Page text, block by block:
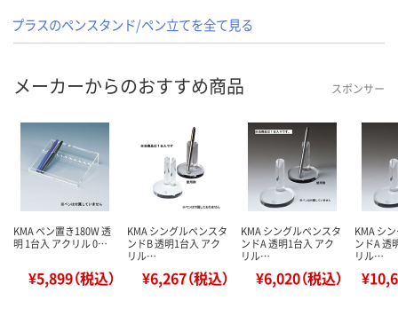
プラスのペンスタンド/ペン立てを全て見る
メーカーからのおすすめ商品 スポンサー
KMA ペン置き180W 透
明 1台入 アクリル 0…
¥5,899（税込）
KMA シングルペンスタ
ンドB 透明1台入 アク
リル…
¥6,267（税込）
KMA シングルペンスタ
ンドA 透明1台入 アク
リル…
¥6,020（税込）
KMA シ
ンドA 透
リル…